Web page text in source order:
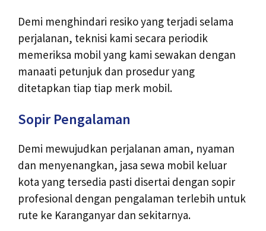
Demi menghindari resiko yang terjadi selama
perjalanan, teknisi kami secara periodik
memeriksa mobil yang kami sewakan dengan
manaati petunjuk dan prosedur yang
ditetapkan tiap tiap merk mobil.
Sopir Pengalaman
Demi mewujudkan perjalanan aman, nyaman
dan menyenangkan, jasa sewa mobil keluar
kota yang tersedia pasti disertai dengan sopir
profesional dengan pengalaman terlebih untuk
rute ke Karanganyar dan sekitarnya.